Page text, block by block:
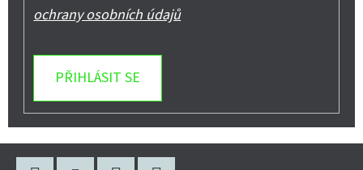
ochrany osobních údajů
PŘIHLÁSIT SE